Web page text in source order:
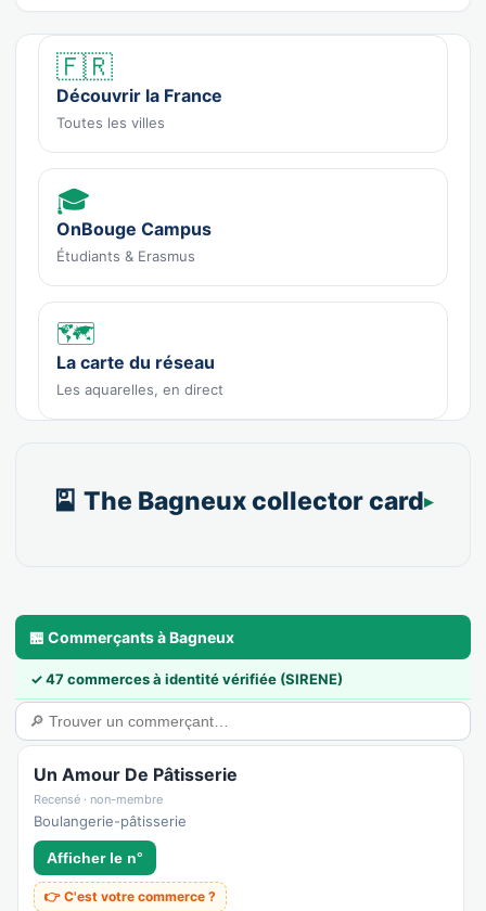
🇫🇷
Découvrir la France
Toutes les villes
🎓
OnBouge Campus
Étudiants & Erasmus
🗺️
La carte du réseau
Les aquarelles, en direct
🎴 The Bagneux collector card
🏪 Commerçants à Bagneux
✓ 47 commerces à identité vérifiée (SIRENE)
Un Amour De Pâtisserie
Recensé · non-membre
Boulangerie-pâtisserie
Afficher le n°
👉 C'est votre commerce ?